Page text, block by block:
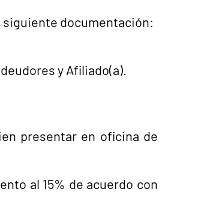
siguiente documentación:
y Afiliado(a).
presentar en oficina de
al 15% de acuerdo con